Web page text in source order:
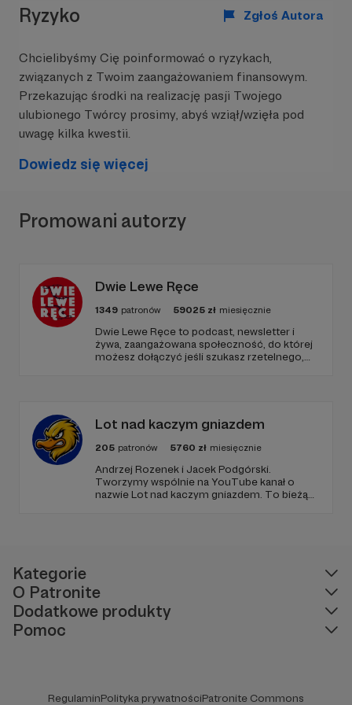
polityki prywatności
Ryzyko Zgłoś Autora
Chcielibyśmy Cię poinformować o ryzykach,
związanych z Twoim zaangażowaniem finansowym.
Przekazując środki na realizację pasji Twojego
ulubionego Twórcy prosimy, abyś wziął/wzięła pod
uwagę kilka kwestii.
Dowiedz się więcej
Promowani autorzy
Dwie Lewe Ręce
1349 patronów 59025 zł miesięcznie
Dwie Lewe Ręce to podcast, newsletter i
żywa, zaangażowana społeczność, do której
możesz dołączyć jeśli szukasz rzetelnego,
Lot nad kaczym gniazdem
205 patronów 5760 zł miesięcznie
Andrzej Rozenek i Jacek Podgórski.
Tworzymy wspólnie na YouTube kanał o
nazwie Lot nad kaczym gniazdem. To bieżący
Kategorie
O Patronite
Dodatkowe produkty
Pomoc
RegulaminPolityka prywatnościPatronite Commons